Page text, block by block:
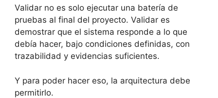
Validar no es solo ejecutar una batería de
pruebas al final del proyecto. Validar es
demostrar que el sistema responde a lo que
debía hacer, bajo condiciones definidas, con
trazabilidad y evidencias suficientes.
Y para poder hacer eso, la arquitectura debe
permitirlo.